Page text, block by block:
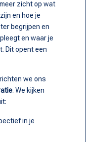
zicht op wat
en hoe je
begrijpen en
en waar je
Dit opent een
we ons
. We kijken
in je